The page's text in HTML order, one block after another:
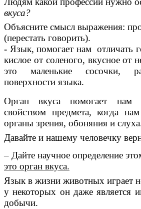
вкуса?
Объясните смысл выражения:
(перестать говорить).
- Язык, помогает нам отличать
кислое от соленого, вкусное от
это маленькие сосочки,
поверхности языка.
Орган вкуса помогает нам
свойством предмета, когда
органы зрения, обоняния и
Давайте и нашему человечку
– Дайте научное определение
это орган вкуса.
Язык в жизни животных играет
у некоторых он даже является
добычи.